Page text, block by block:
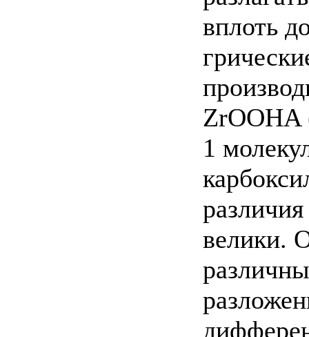
вплоть
ZrOOHA
1
велики.